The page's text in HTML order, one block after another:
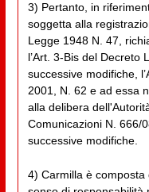
3) Pertanto, in
soggetta alla
Legge 1948 N. 47,
l’Art. 3-Bis del Decreto
successive modifiche,
2001, N. 62 e ad essa
alla delibera
Comunicazioni N. 666/
successive modifiche.
4) Carmilla è